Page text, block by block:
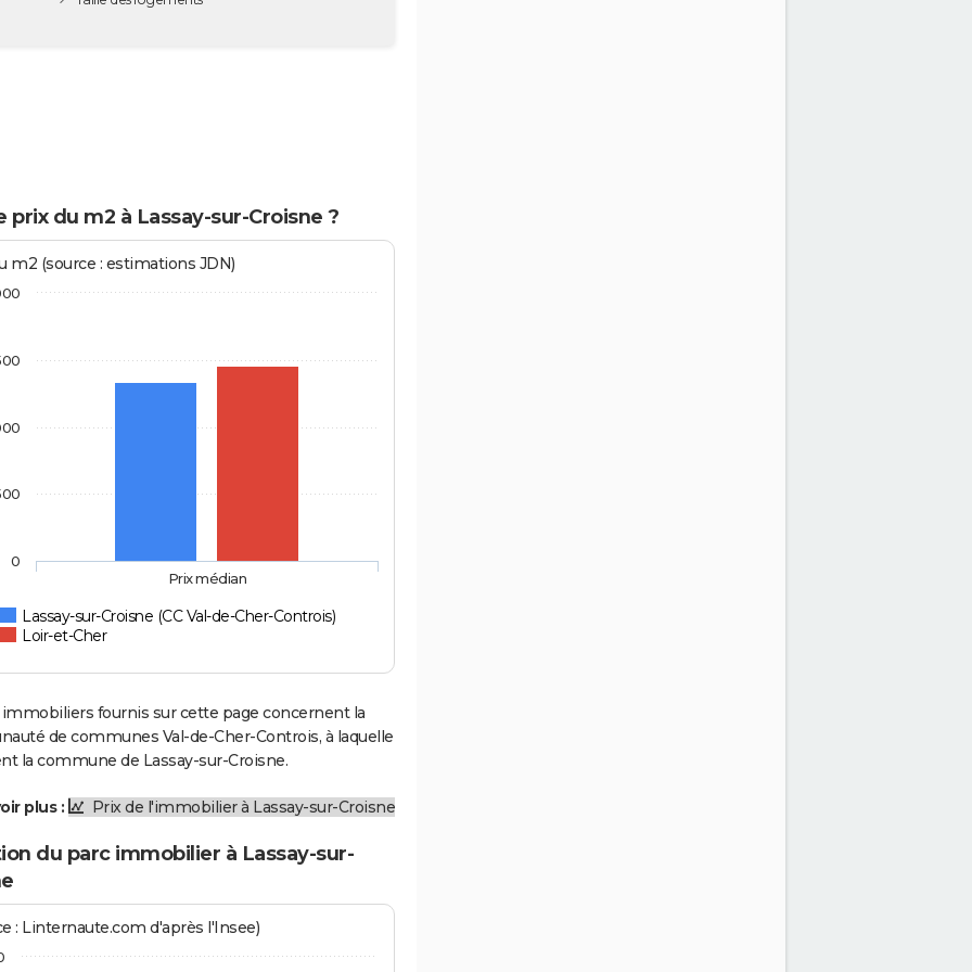
prix du m2 à Lassay-sur-Croisne ?
m2 (source : estimations JDN)
Lassay-sur-Croisne (CC Val-de-Cher-Controis)
Loir-et-Cher
Prix médian
0
fournis sur cette page concernent la
de communes Val-de-Cher-Controis, à laquelle
la commune de Lassay-sur-Croisne.
plus : Prix de l'immobilier à Lassay-sur-Croisne
du parc immobilier à Lassay-sur-
: Linternaute.com d'après l'Insee)